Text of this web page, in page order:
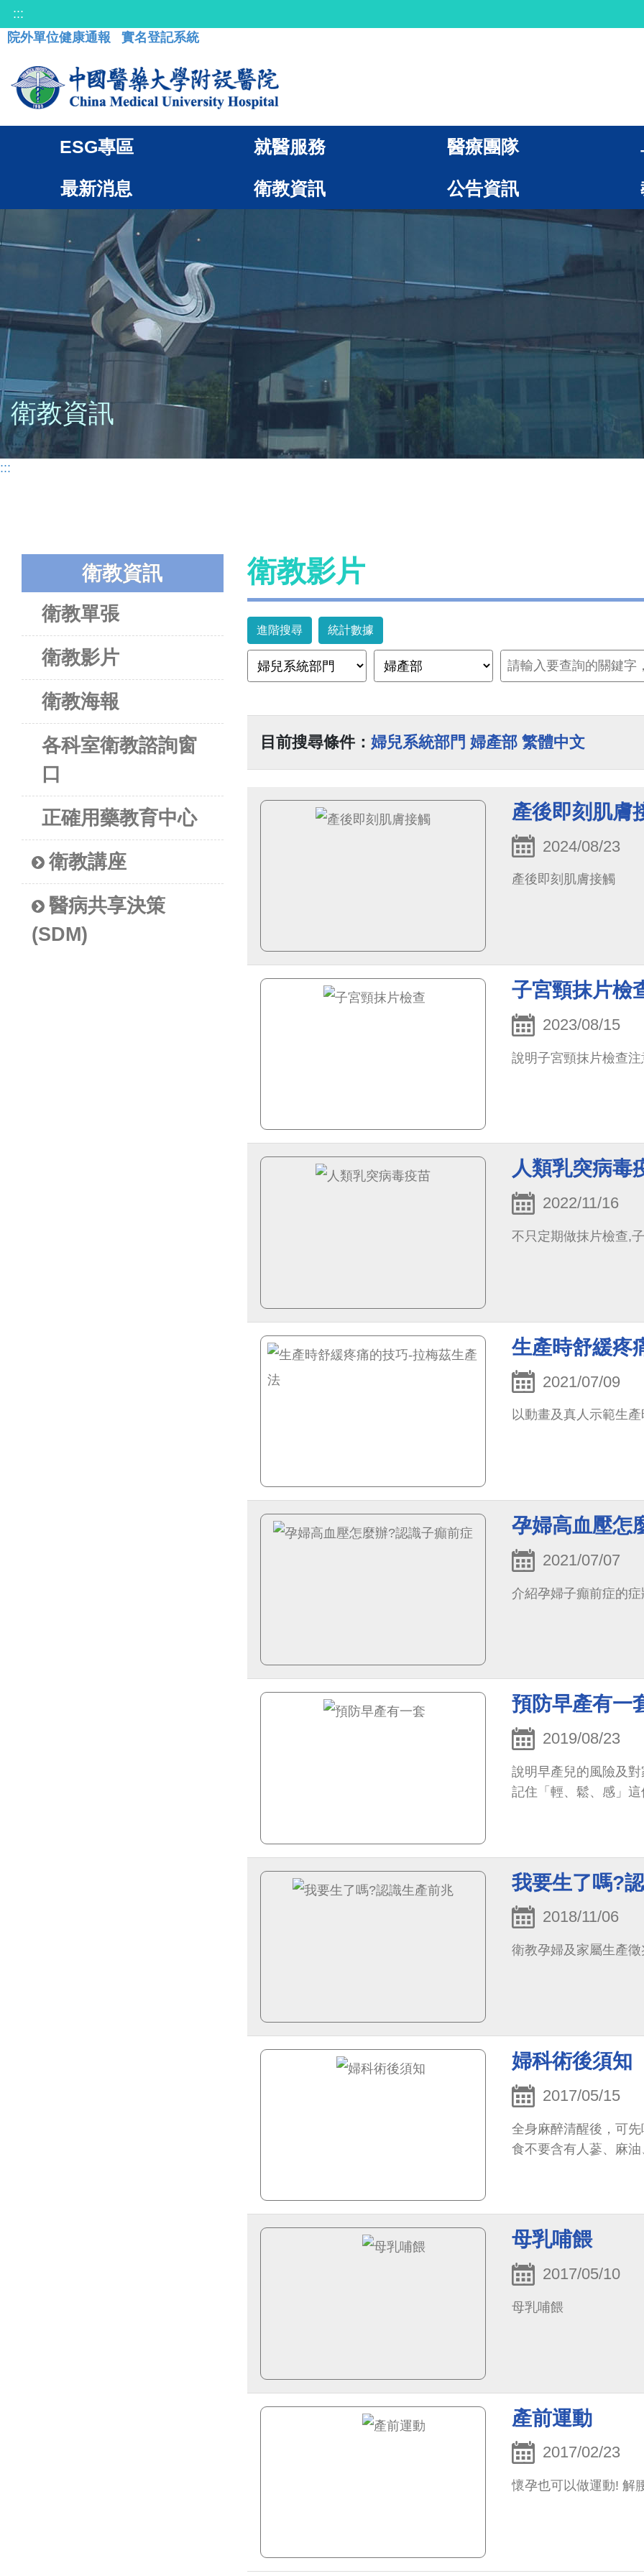
:::
院外單位健康通報
實名登記系統
ESG專區 就醫服務 醫療團隊
最新消息 衛教資訊 公告資訊
衛教資訊
:::
衛教資訊
衛教單張
衛教影片
衛教海報
各科室衛教諮詢窗
口
正確用藥教育中心
衛教講座
醫病共享決策
(SDM)
衛教影片
進階搜尋 統計數據
目前搜尋條件： 婦兒系統部門 婦產部 繁體中文
產後即刻肌膚
2024/08/23
產後即刻肌膚接觸
子宮頸抹片檢
2023/08/15
說明子宮頸抹片檢查
人類乳突病毒
2022/11/16
不只定期做抹片檢查,
生產時舒緩疼
2021/07/09
以動畫及真人示範生
孕婦高血壓怎
2021/07/07
介紹孕婦子癲前症的
預防早產有一
2019/08/23
說明早產兒的風險及
記住「輕、鬆、感」
我要生了嗎?
2018/11/06
衛教孕婦及家屬生產
婦科術後須知
2017/05/15
全身麻醉清醒後，可
食不要含有人蔘、麻油
母乳哺餵
2017/05/10
母乳哺餵
產前運動
2017/02/23
懷孕也可以做運動! 解